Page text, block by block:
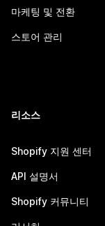
마케팅 및 전환
스토어 관리
리소스
Shopify 지원 센터
API 설명서
Shopify 커뮤니티